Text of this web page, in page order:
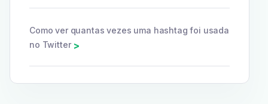
Como ver quantas vezes uma hashtag foi usada
no Twitter >